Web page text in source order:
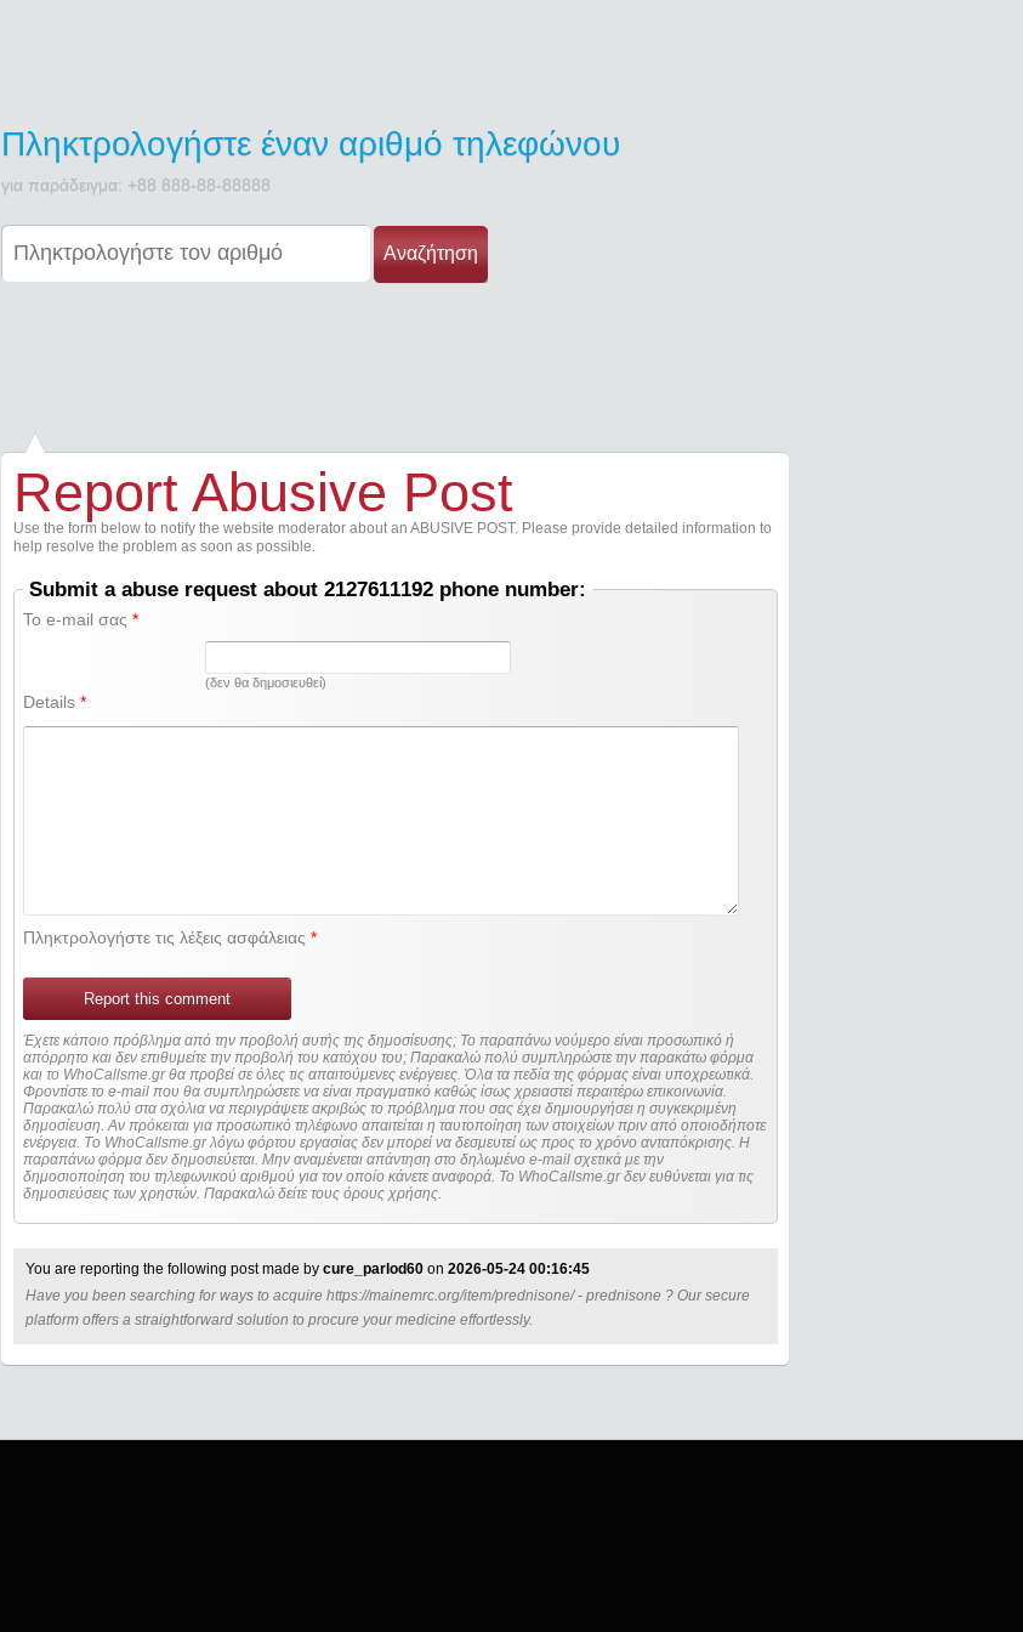
Πληκτρολογήστε έναν αριθμό τηλεφώνου
για παράδειγμα: +88 888-88-88888
Αναζήτηση
Report Abusive Post
Use the form below to notify the website moderator about an ABUSIVE POST. Please provide detailed information to
help resolve the problem as soon as possible.
Submit a abuse request about 2127611192 phone number:
Το e-mail σας*
(δεν θα δημοσιευθεί)
Details*
Πληκτρολογήστε τις λέξεις ασφάλειας*
Report this comment
Έχετε κάποιο πρόβλημα από την προβολή αυτής της δημοσίευσης; Το παραπάνω νούμερο είναι προσωπικό ή
απόρρητο και δεν επιθυμείτε την προβολή του κατόχου του; Παρακαλώ πολύ συμπληρώστε την παρακάτω φόρμα
και το WhoCallsme.gr θα προβεί σε όλες τις απαιτούμενες ενέργειες. Όλα τα πεδία της φόρμας είναι υποχρεωτικά.
Φροντίστε το e-mail που θα συμπληρώσετε να είναι πραγματικό καθώς ίσως χρειαστεί περαιτέρω επικοινωνία.
Παρακαλώ πολύ στα σχόλια να περιγράψετε ακριβώς το πρόβλημα που σας έχει δημιουργήσει η συγκεκριμένη
δημοσίευση. Αν πρόκειται για προσωπικό τηλέφωνο απαιτείται η ταυτοποίηση των στοιχείων πριν από οποιοδήποτε
ενέργεια. Τo WhoCallsme.gr λόγω φόρτου εργασίας δεν μπορεί να δεσμευτεί ως προς το χρόνο ανταπόκρισης. Η
παραπάνω φόρμα δεν δημοσιεύεται. Μην αναμένεται απάντηση στο δηλωμένο e-mail σχετικά με την
δημοσιοποίηση του τηλεφωνικού αριθμού για τον οποίο κάνετε αναφορά. Το WhoCallsme.gr δεν ευθύνεται για τις
δημοσιεύσεις των χρηστών. Παρακαλώ δείτε τους όρους χρήσης.
You are reporting the following post made by cure_parlod60 on 2026-05-24 00:16:45
Have you been searching for ways to acquire https://mainemrc.org/item/prednisone/ - prednisone ? Our secure
platform offers a straightforward solution to procure your medicine effortlessly.